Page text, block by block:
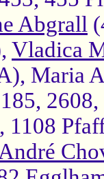
Abgrall
Vladica
Maria
1108
André